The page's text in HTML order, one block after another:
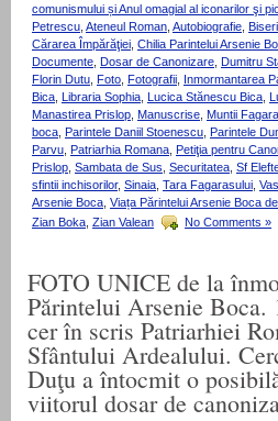
comunismului și Anul omagial al iconarilor şi
Petrescu Ateneul Roman Autobiografie
Cărarea Împărăţiei Chilia Parintelui Arsenie
Documente
Dosar de Canonizare Dumitru
Florin Dutu
Foto Fotografii Inmormantarea
Bica
Libraria Sophia Lucica Stănescu Bica
Manastirea Prislop Manuscrise Muntii
boca
Parintele Daniil Stoenescu Parintele
Parvu
Patriarhia Romana Petiţia pentru
Prislop Sambata de Sus Securitatea Sf
sfintii inchisorilor, Sinaia Tara Fagarasului
Arsenie Boca Viața Părintelui Arsenie Boca
Zian Boka Zian Valean No Comments »
FOTO UNICE de la
Părintelui Arsenie Boca.
cer în scris Patriarhiei
Sfântului Ardealului.
Duţu a întocmit o
viitorul dosar de